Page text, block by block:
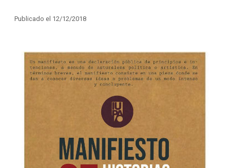
Publicado el 12/12/2018